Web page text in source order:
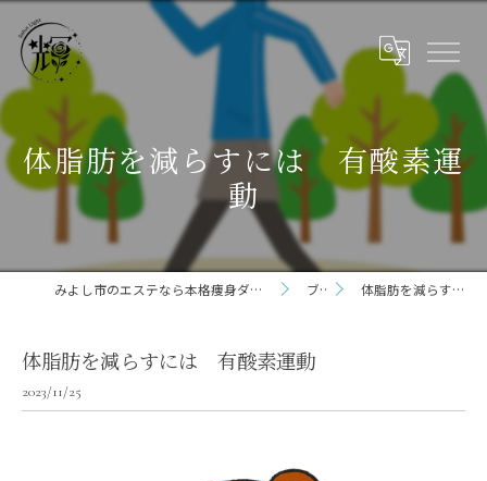
体脂肪を減らすには 有酸素運
動
みよし市のエステなら本格痩身ダイエット専門サロン輝 らいと 三好店 ブログ 体脂肪を減らすには 有酸素運動
体脂肪を減らすには 有酸素運動
2023/11/25